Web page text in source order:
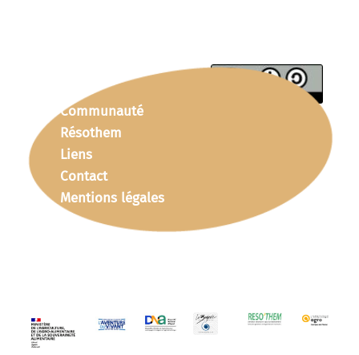
Communauté
Résothem
Liens
Contact
Mentions légales